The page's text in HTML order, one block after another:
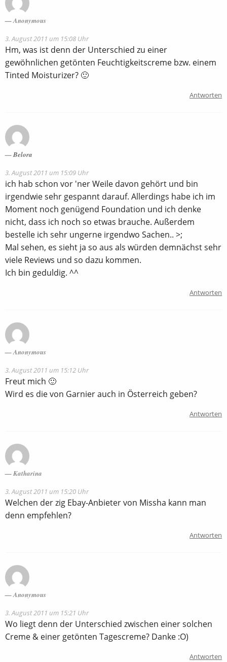
Anonymous
3. August 2011 um 15:08 Uhr
Hm, was ist denn der Unterschied zu einer
gewöhnlichen getönten Feuchtigkeitscreme bzw. einem
Tinted Moisturizer? 🙂
Antworten
Belora
3. August 2011 um 15:09 Uhr
ich hab schon vor 'ner Weile davon gehört und bin
irgendwie sehr gespannt darauf. Allerdings habe ich im
Moment noch genügend Foundation und ich denke
nicht, dass ich noch so etwas brauche. Außerdem
bestelle ich sehr ungerne irgendwo Sachen.. >;
Mal sehen, es sieht ja so aus als würden demnächst sehr
viele Reviews und so dazu kommen.
Ich bin geduldig. ^^
Antworten
Anonymous
3. August 2011 um 15:12 Uhr
Freut mich 🙂
Wird es die von Garnier auch in Österreich geben?
Antworten
Katharina
3. August 2011 um 15:20 Uhr
Welchen der zig Ebay-Anbieter von Missha kann man
denn empfehlen?
Antworten
Anonymous
3. August 2011 um 15:21 Uhr
Wo liegt denn der Unterschied zwischen einer solchen
Creme & einer getönten Tagescreme? Danke :O)
Antworten